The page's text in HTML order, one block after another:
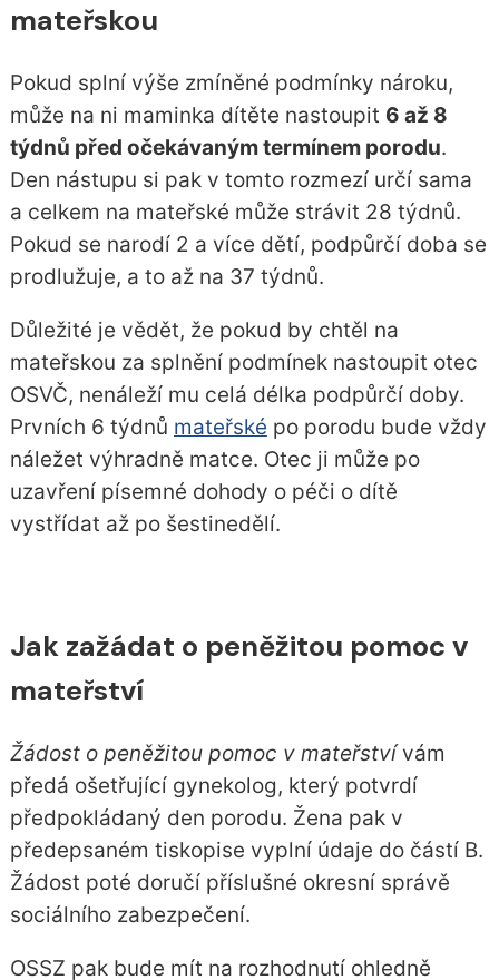
mateřskou
Pokud splní výše zmíněné podmínky nároku,
může na ni maminka dítěte nastoupit 6 až 8
týdnů před očekávaným termínem porodu.
Den nástupu si pak v tomto rozmezí určí sama
a celkem na mateřské může strávit 28 týdnů.
Pokud se narodí 2 a více dětí, podpůrčí doba se
prodlužuje, a to až na 37 týdnů.
Důležité je vědět, že pokud by chtěl na
mateřskou za splnění podmínek nastoupit otec
OSVČ, nenáleží mu celá délka podpůrčí doby.
Prvních 6 týdnů mateřské po porodu bude vždy
náležet výhradně matce. Otec ji může po
uzavření písemné dohody o péči o dítě
vystřídat až po šestinedělí.
Jak zažádat o peněžitou pomoc v
mateřství
Žádost o peněžitou pomoc v mateřstvívám
předá ošetřující gynekolog, který potvrdí
předpokládaný den porodu. Žena pak v
předepsaném tiskopise vyplní údaje do částí B.
Žádost poté doručí příslušné okresní správě
sociálního zabezpečení.
OSSZ pak bude mít na rozhodnutí ohledně